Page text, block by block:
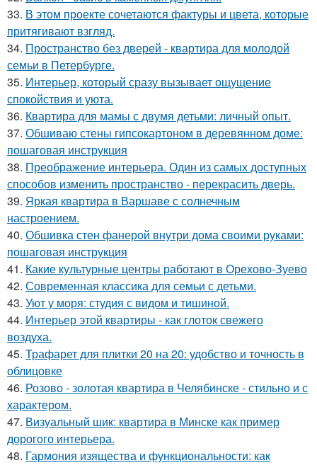
33. В этом проекте сочетаются фактуры и цвета, которые
притягивают взгляд.
34. Пространство без дверей - квартира для молодой
семьи в Петербурге.
35. Интерьер, который сразу вызывает ощущение
спокойствия и уюта.
36. Квартира для мамы с двумя детьми: личный опыт.
37. Обшиваю стены гипсокартоном в деревянном доме:
пошаговая инструкция
38. Преображение интерьера. Один из самых доступных
способов изменить пространство - перекрасить дверь.
39. Яркая квартира в Варшаве с солнечным
настроением.
40. Обшивка стен фанерой внутри дома своими руками:
пошаговая инструкция
41. Какие культурные центры работают в Орехово-Зуево
42. Современная классика для семьи с детьми.
43. Уют у моря: студия с видом и тишиной.
44. Интерьер этой квартиры - как глоток свежего
воздуха.
45. Трафарет для плитки 20 на 20: удобство и точность в
облицовке
46. Розово - золотая квартира в Челябинске - стильно и с
характером.
47. Визуальный шик: квартира в Минске как пример
дорогого интерьера.
48. Гармония изящества и функциональности: как